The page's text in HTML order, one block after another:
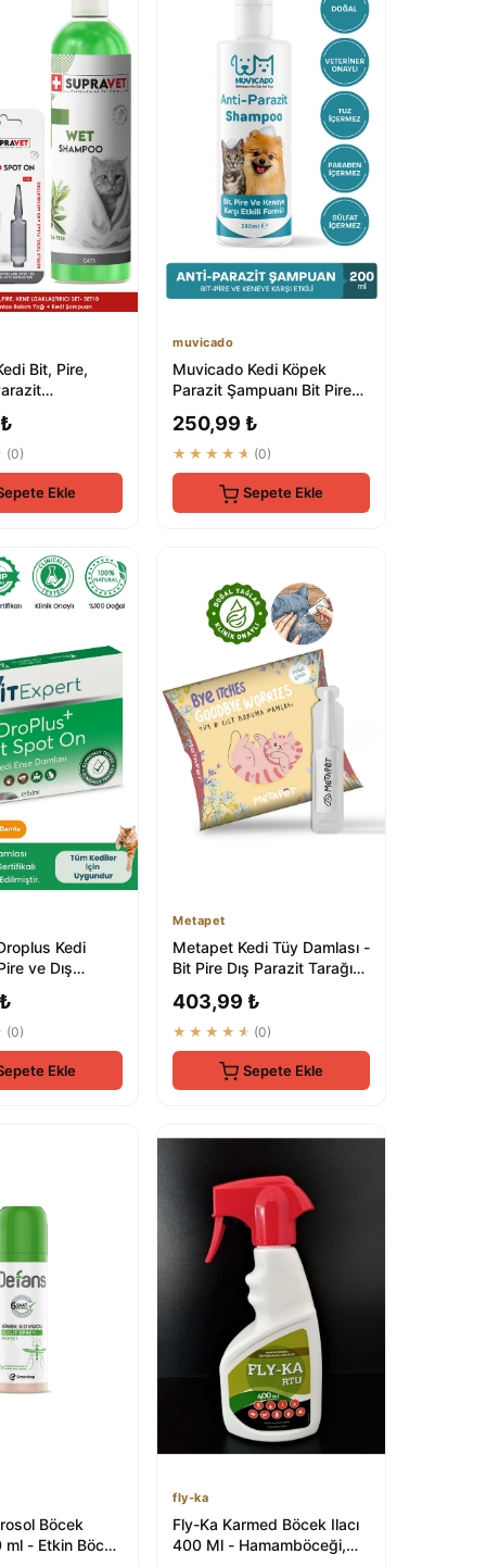
Bit, Pire,
(0)
Ekle
muvicado
Muvicado Kedi Köpek
Parazit Şampuanı Bit Pire
Tasması İle...
250,99 ₺
★★★★★ (0)
Sepete Ekle
Kedi
ve Dış
(0)
Ekle
Metapet
Metapet Kedi Tüy Damlası -
Bit Pire Dış Parazit Tarağı
403,99 ₺
★★★★★ (0)
Sepete Ekle
Böcek
- Etkin Böcek
fly-ka
Fly-Ka Karmed Böcek Ilacı
400 Ml - Hamamböceği,